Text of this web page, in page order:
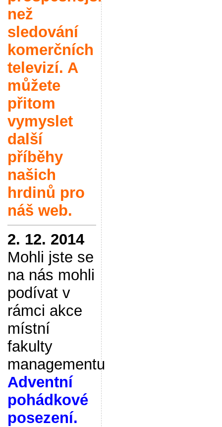
než
sledování
komerčních
televizí. A
můžete
přitom
vymyslet
další
příběhy
našich
hrdinů pro
náš web.
2. 12. 2014
Mohli jste se
na nás mohli
podívat v
rámci akce
místní
fakulty
managementu
Adventní
pohádkové
posezení.